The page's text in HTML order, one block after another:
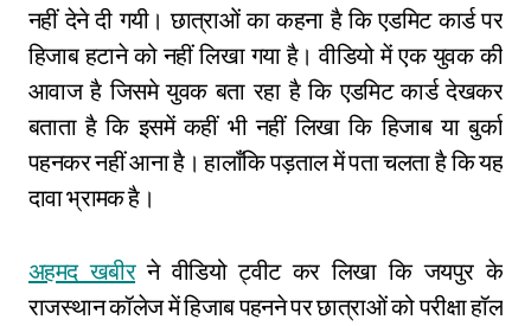
नहीं देने दी गयी। छात्राओं का कहना है कि एडमिट कार्ड पर
हिजाब हटाने को नहीं लिखा गया है। वीडियो में एक युवक की
आवाज है जिसमे युवक बता रहा है कि एडमिट कार्ड देखकर
बताता है कि इसमें कहीं भी नहीं लिखा कि हिजाब या बुर्का
पहनकर नहीं आना है। हालाँकि पड़ताल में पता चलता है कि यह
दावा भ्रामक है।
अहमद खबीरने वीडियो ट्वीट कर लिखा कि जयपुर के
राजस्थान कॉलेज में हिजाब पहनने पर छात्राओं को परीक्षा हॉल